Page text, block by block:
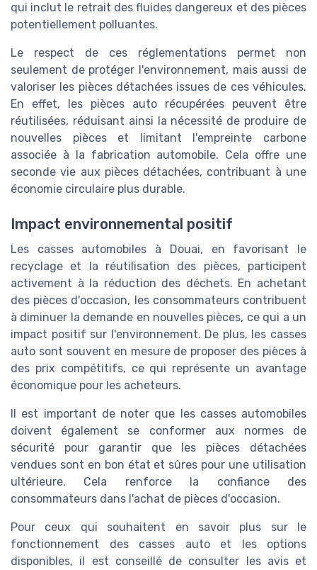
qui inclut le retrait des fluides dangereux et des pièces
potentiellement polluantes.
Le respect de ces réglementations permet non
seulement de protéger l'environnement, mais aussi de
valoriser les pièces détachées issues de ces véhicules.
En effet, les pièces auto récupérées peuvent être
réutilisées, réduisant ainsi la nécessité de produire de
nouvelles pièces et limitant l'empreinte carbone
associée à la fabrication automobile. Cela offre une
seconde vie aux pièces détachées, contribuant à une
économie circulaire plus durable.
Impact environnemental positif
Les casses automobiles à Douai, en favorisant le
recyclage et la réutilisation des pièces, participent
activement à la réduction des déchets. En achetant
des pièces d'occasion, les consommateurs contribuent
à diminuer la demande en nouvelles pièces, ce qui a un
impact positif sur l'environnement. De plus, les casses
auto sont souvent en mesure de proposer des pièces à
des prix compétitifs, ce qui représente un avantage
économique pour les acheteurs.
Il est important de noter que les casses automobiles
doivent également se conformer aux normes de
sécurité pour garantir que les pièces détachées
vendues sont en bon état et sûres pour une utilisation
ultérieure. Cela renforce la confiance des
consommateurs dans l'achat de pièces d'occasion.
Pour ceux qui souhaitent en savoir plus sur le
fonctionnement des casses auto et les options
disponibles, il est conseillé de consulter les avis et